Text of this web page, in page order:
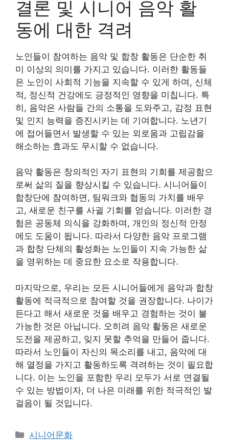
결론 및 시니어 음악 활
동에 대한 격려
노인들이 참여하는 음악 및 합창 활동은 단순한 취
미 이상의 의미를 가지고 있습니다. 이러한 활동들
은 노인이 사회적 기능을 지속할 수 있게 하며, 신체
적, 정신적 건강에도 긍정적인 영향을 미칩니다. 특
히, 음악은 사람들 간의 소통을 도와주고, 감정 표현
및 인지 능력을 증진시키는 데 기여합니다. 노년기
에 접어들면서 발생할 수 있는 외로움과 고립감을
해소하는 효과도 무시할 수 없습니다.
음악 활동은 창의적인 자기 표현의 기회를 제공함으
로써 삶의 질을 향상시킬 수 있습니다. 시니어들이
합창단에 참여하면, 팀워크와 협동의 가치를 배우
고, 새로운 친구를 사귈 기회를 얻습니다. 이러한 경
험은 공동체 의식을 강화하며, 개인의 정신적 안정
에도 도움이 됩니다. 따라서 다양한 음악 프로그램
과 합창 단체의 활성화는 노인들이 지속 가능한 삶
을 영위하는 데 중요한 요소로 작용합니다.
마지막으로, 우리는 모든 시니어들에게 음악과 합창
활동에 적극적으로 참여할 것을 권장합니다. 나이가
든다고 해서 새로운 것을 배우고 경험하는 것이 불
가능한 것은 아닙니다. 오히려 음악 활동은 새로운
도전을 제공하고, 잊지 못할 추억을 만들어 줍니다.
따라서 노인들이 자신의 목소리를 내고, 음악에 대
해 열정을 가지고 활동하도록 격려하는 것이 필요합
니다. 이는 노인을 포함한 우리 모두가 서로 연결될
수 있는 방법이자, 더 나은 미래를 위한 적극적인 발
걸음이 될 것입니다.
Categories
시니어문화